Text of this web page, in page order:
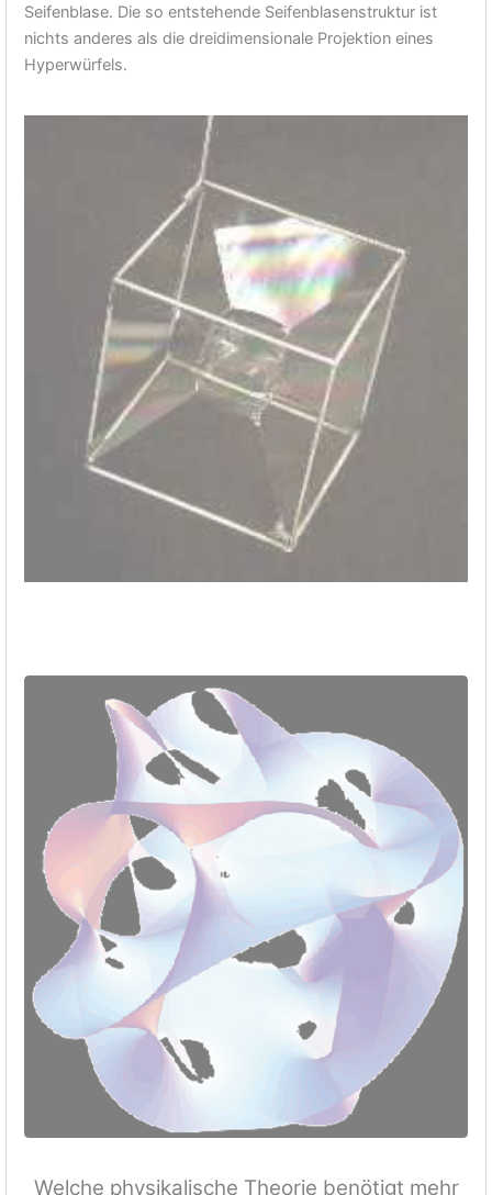
Seifenblase. Die so entstehende Seifenblasenstruktur ist
nichts anderes als die dreidimensionale Projektion eines
Hyperwürfels.
Welche physikalische Theorie benötigt mehr